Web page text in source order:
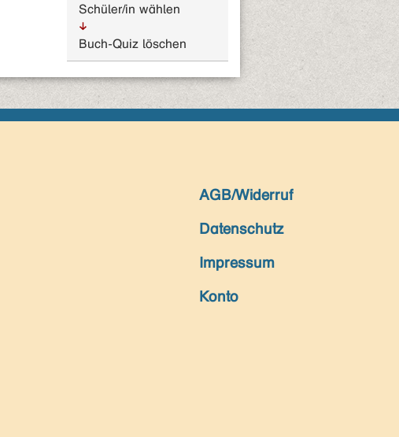
Schüler/in wählen
Buch-Quiz löschen